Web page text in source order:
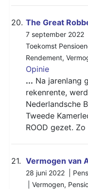
20. The Great
7 september 2022
Toekomst
Rendement,
Opinie
... Na jarenlang
rekenrente,
Nederlandsche
Tweede
ROOD gezet.
21. Vermogen van
28 juni 2022 |
Vermogen,